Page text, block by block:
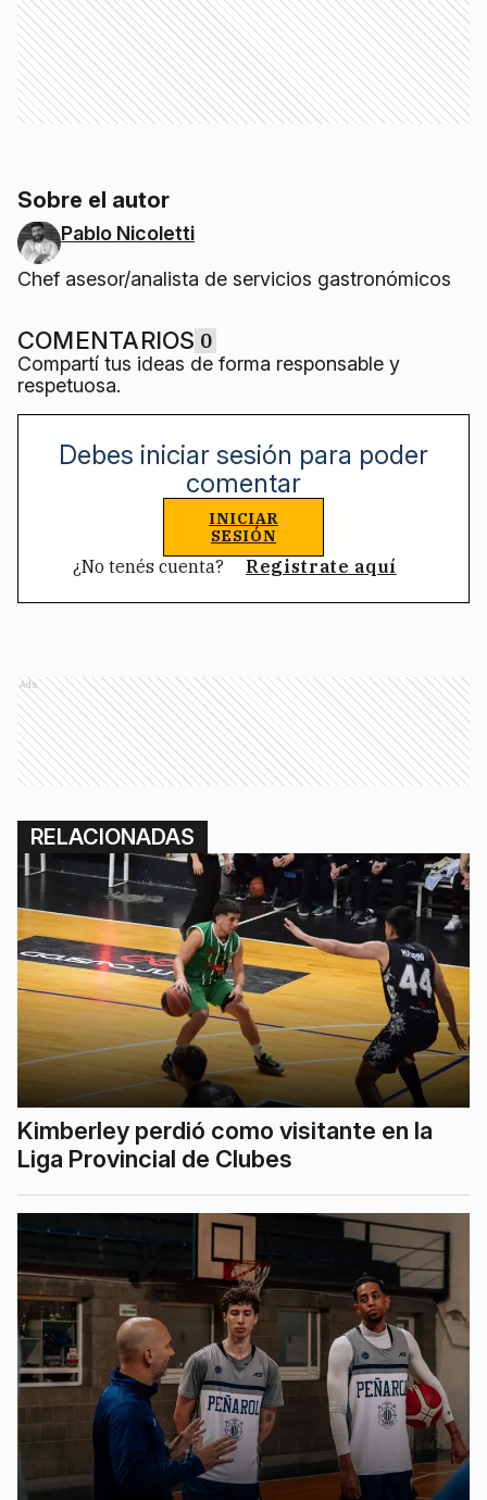
Sobre el autor
Pablo Nicoletti
Chef asesor/analista de servicios gastronómicos
COMENTARIOS 0
Compartí tus ideas de forma responsable y
respetuosa.
Debes iniciar sesión para poder
comentar
INICIAR
SESIÓN
¿No tenés cuenta? Registrate aquí
Ads
RELACIONADAS
Kimberley perdió como visitante en la
Liga Provincial de Clubes